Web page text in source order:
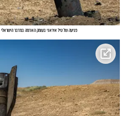
פגיעה של טיל איראני בעומק האדמה במדבר הישראלי